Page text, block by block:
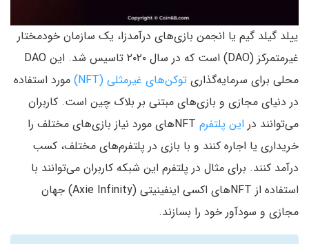
ییلد گیلد گیم یا انجمن بازی‌های درآمدزا، یک سازمان خودمختار
غیرمتمرکز (DAO) است که در سال ۲۰۲۰ تاسیس شد. این DAO
محلی برای سرمایه‌گذاری توکن‌های غیرمثلی (NFT)
مورد استفاده
در دنیای مجازی و بازی‌های مبتنی بر بلاک چین است. کاربران
می‌توانند در این پلتفرم
NFTهای مورد نیاز بازی‌های مختلف را
خریداری یا اجاره کنند و با بازی در پلتفرم‌های مختلف، کسب
درآمد کنند. برای مثال در پلتفرم این شبکه کاربران می‌توانند با
استفاده از NFTهای اکسی اینفینیتی (Axie Infinity) جهان
مجازی و سودآور خود را بسازند.